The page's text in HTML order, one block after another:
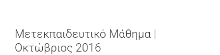
Μετεκπαιδευτικό Μάθημα |
Οκτώβριος 2016